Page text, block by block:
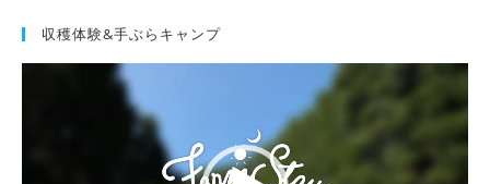
収穫体験&手ぶらキャンプ